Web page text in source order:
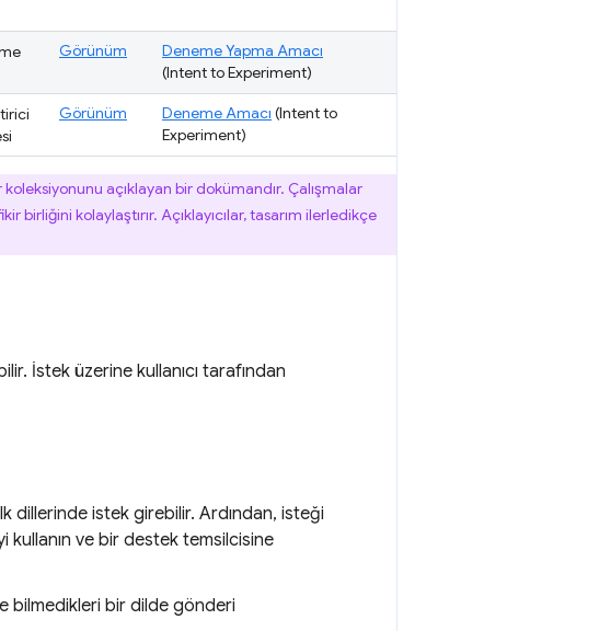
Görünüm
Deneme Yapma Amacı
(Intent to Experiment)
Görünüm Deneme Amacı (Intent to
Experiment)
açıklayan bir dokümandır. Çalışmalar
birliğini kolaylaştırır. Açıklayıcılar, tasarım ilerledikçe
İstek üzerine kullanıcı tarafından
dillerinde istek girebilir. Ardından, isteği
ve bir destek temsilcisine
bilmedikleri bir dilde gönderi